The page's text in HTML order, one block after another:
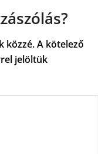
közzé. A kötelező
jelöltük